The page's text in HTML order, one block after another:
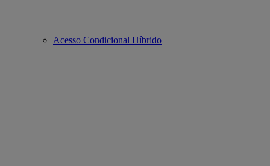
Acesso Condicional Híbrido